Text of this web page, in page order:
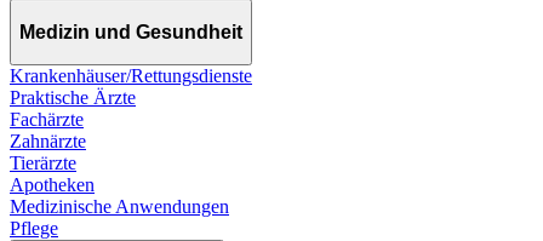
Medizin und Gesundheit
Krankenhäuser/Rettungsdienste
Praktische Ärzte
Fachärzte
Zahnärzte
Tierärzte
Apotheken
Medizinische Anwendungen
Pflege